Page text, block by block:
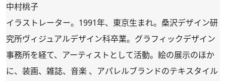
中村桃子
イラストレーター。1991年、東京生まれ。桑沢デザイン研
究所ヴィジュアルデザイン科卒業。グラフィックデザイン
事務所を経て、アーティストとして活動。絵の展示のほか
に、装画、雑誌、音楽 、アパレルブランドのテキスタイル